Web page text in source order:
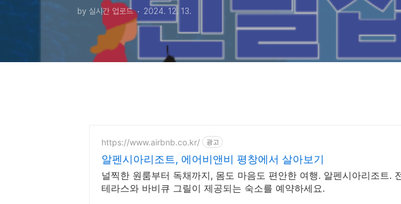
by 실시간 업로드 2024. 12. 13.
https://www.airbnb.co.kr/ 광고
알펜시아리조트, 에어비앤비 평창에서 살아보기
널찍한 원룸부터 독채까지, 몸도 마음도 편안한 여행. 알펜시아리조트.
테라스와 바비큐 그릴이 제공되는 숙소를 예약하세요.